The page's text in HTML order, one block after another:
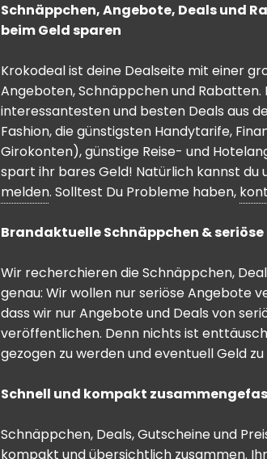
Schnäppchen, Angebote, Deals und
beim Geld sparen
Krokodeal ist deine Dealseite mit einer
Angeboten, Schnäppchen und Rabatten.
interessantesten und besten Deals aus
Fashion, die günstigsten Handytarife,
Girokonten), günstige Reise- und
spart ihr bares Geld! Natürlich kannst du
melden. Solltest Du Probleme haben,
Brandaktuelle Schnäppchen & seriöse
Wir recherchieren die Schnäppchen,
genau: Wir wollen nur seriöse Angebote
dass wir nur Angebote und Deals von
veröffentlichen. Denn nichts ist
gezogen zu werden und eventuell Geld
Schnell und kompakt
Schnäppchen, Deals, Gutscheine und
kompakt und übersichtlich zusammen.